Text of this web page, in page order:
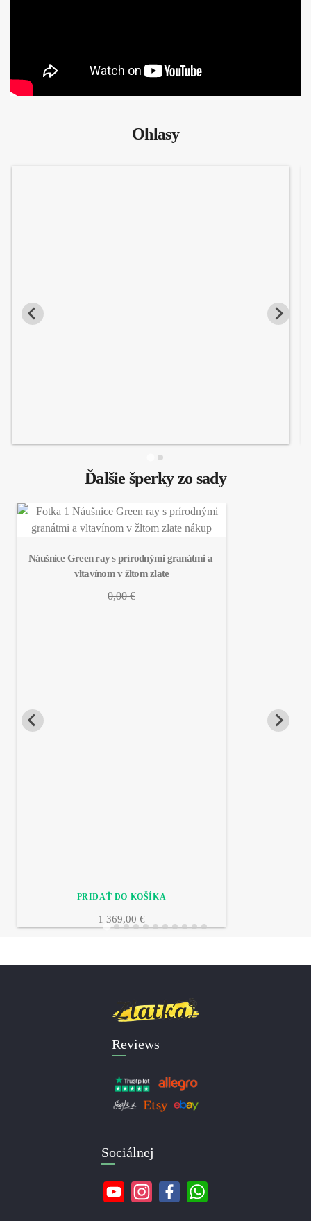
Ohlasy
Ďalšie šperky zo sady
Náušnice Green ray s prírodnými granátmi a
vltavínom v žltom zlate
0,00 €
1 369,00 €
Reviews
Sociálnej